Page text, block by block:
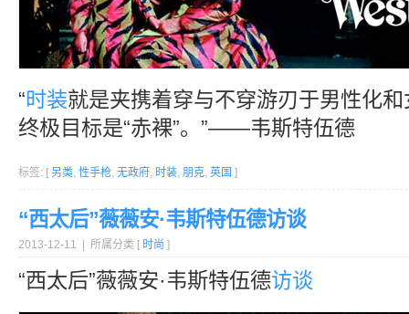
“时装就是夹携着穿与不穿游刃于男性化
终极目标是“赤裸”。”——韦斯特伍德
标签: [ 另类, 性手枪, 无政府, 时装, 朋克, 英国 ]
“西太后”薇薇安·韦斯特伍德访谈
2013-12-11 | 所属分类 [ 时尚 ]
“西太后”薇薇安·韦斯特伍德访谈